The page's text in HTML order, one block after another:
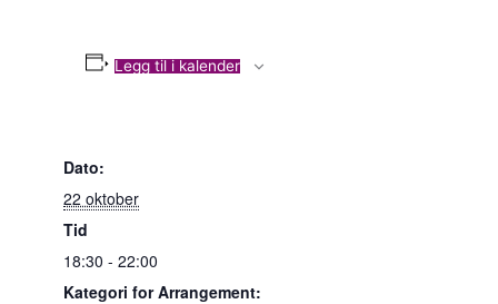
Legg til i kalender
Dato:
22 oktober
Tid
18:30 - 22:00
Kategori for Arrangement: